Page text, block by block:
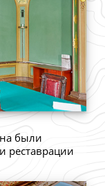
были
реставрации